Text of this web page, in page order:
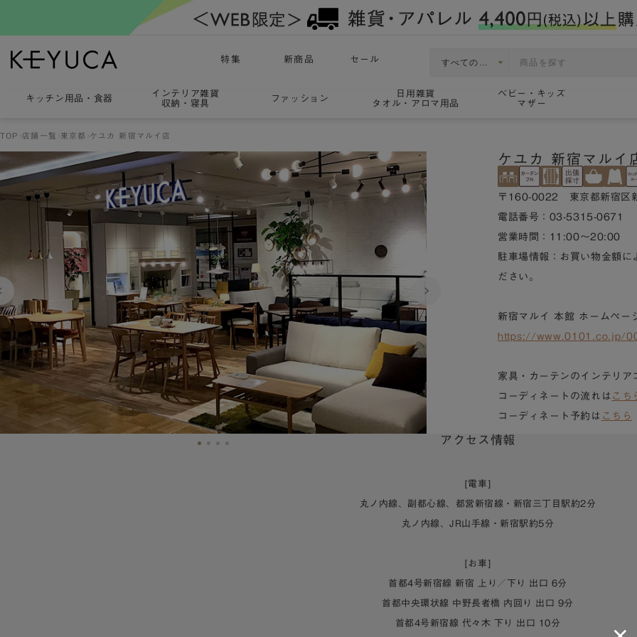
特集 新商品 セール
キッチン用品 ・ 食器
インテリア雑貨
収納・寝具
ファッション
日用雑貨
タオル・アロマ用品
ベビー・キッズ
マザー
TOP 店舗一覧 東京都 ケユカ 新宿マルイ店
ケユカ 新宿マルイ
〒160-0022 東京都新宿区
電話番号：03-5315-0671
営業時間：11:00～20:00
駐車場情報：お買い物金額に
ださい。
新宿マルイ 本館 ホームペー
https://www.0101.co.jp/
家具・カーテンのインテリア
コーディネートの流れは こち
コーディネート予約は こちら
アクセス情報
[電車]
丸ノ内線、副都心線、都営新宿線・新宿三丁目駅約2分
丸ノ内線、JR山手線・新宿駅約5分
[お車]
首都4号新宿線 新宿 上り／下り 出口 6分
首都中央環状線 中野長者橋 内回り 出口 9分
首都4号新宿線 代々木 下り 出口 10分